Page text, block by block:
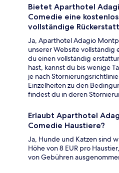
Bietet Aparthotel
Comedie eine
vollständige
Ja, Aparthotel Adagio
unserer Website vollständig
du einen vollständig
hast, kannst du bis wenige
je nach
Einzelheiten zu den
findest du in deren
Erlaubt Aparthotel
Comedie Haustiere?
Ja, Hunde und Katzen sind
Höhe von 8 EUR pro
von Gebühren